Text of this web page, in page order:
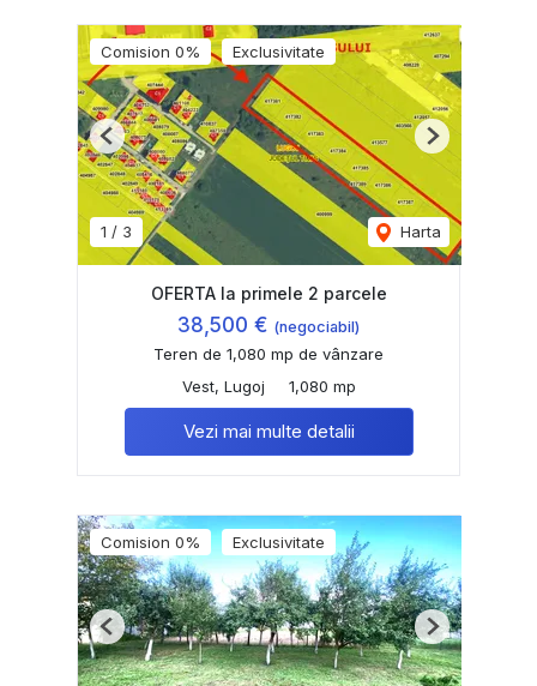
Comision 0% Exclusivitate
1 / 3 Harta
Previous Next
OFERTA la primele 2 parcele
38,500 € (negociabil)
Teren de 1,080 mp de vânzare
Vest, Lugoj
1,080 mp
Vezi mai multe detalii
Comision 0% Exclusivitate
Previous Next